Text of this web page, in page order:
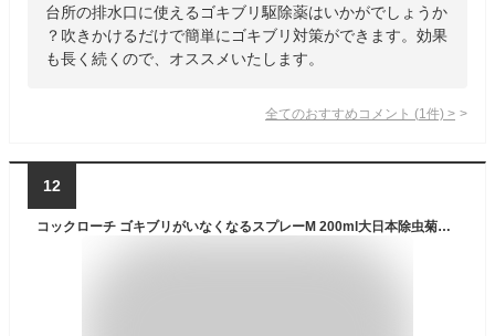
台所の排水口に使えるゴキブリ駆除薬はいかがでしょうか
？吹きかけるだけで簡単にゴキブリ対策ができます。効果
も長く続くので、オススメいたします。
全てのおすすめコメント (1 件) >
12
コックローチ ゴキブリがいなくなるスプレーM 200ml大日本除虫菊｜KINCHO